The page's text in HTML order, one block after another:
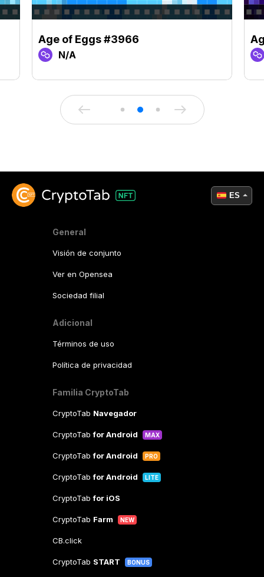
Age of Eggs #3966
N/A
General
Visión de conjunto
Ver en Opensea
Sociedad filial
Adicional
Términos de uso
Política de privacidad
Familia CryptoTab
CryptoTab Navegador
CryptoTabfor Android MAX
CryptoTabfor Android PRO
CryptoTabfor Android LITE
CryptoTabfor iOS
CryptoTab Farm NEW
CB.click
CryptoTab START BONUS
ES